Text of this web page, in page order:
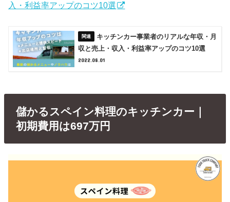
入・利益率アップのコツ10選
キッチンカー事業者のリアルな年収・月
収と売上・収入・利益率アップのコツ10選
2022.08.01
儲かるスペイン料理のキッチンカー｜
初期費用は697万円